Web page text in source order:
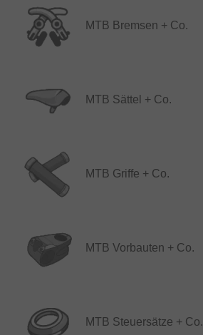
MTB Bremsen + Co.
MTB Sättel + Co.
MTB Griffe + Co.
MTB Vorbauten + Co.
MTB Steuersätze + Co.